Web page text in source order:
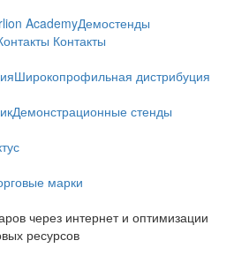
AcademyДемостенды
Контакты
Широкопрофильная дистрибуция
Демонстрационные стенды
марки
через интернет и оптимизации
ресурсов